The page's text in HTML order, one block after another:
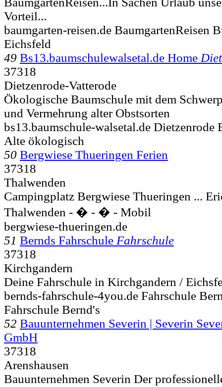
Vorteil...
baumgarten-reisen.de BaumgartenReisen
Eichsfeld
49 Bs13.baumschulewalsetal.de Home
37318
Dietzenrode-Vatterode
Ökologische Baumschule mit dem
und Vermehrung alter Obstsorten
bs13.baumschule-walsetal.de Dietzenrode
Alte ökologisch
50 Bergwiese Thueringen Ferien
37318
Thalwenden
Campingplatz Bergwiese Thueringen ...
Thalwenden - � - � - Mobil
bergwiese-thueringen.de
51 Bernds Fahrschule Fahrschule
37318
Kirchgandern
Deine Fahrschule in Kirchgandern /
bernds-fahrschule-4you.de Fahrschule
Fahrschule Bernd's
52 Bauunternehmen Severin | Severin
GmbH
37318
Arenshausen
Bauunternehmen Severin Der